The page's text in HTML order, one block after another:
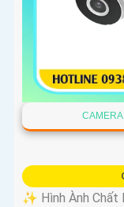
✨ Hình Ành Chất